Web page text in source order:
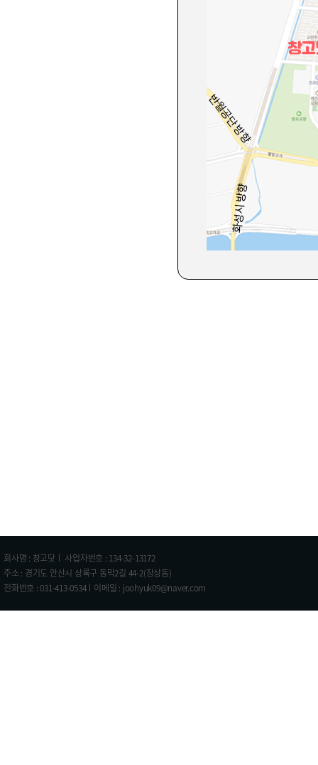
회사명 : 창고닷ㅣ 사업자번호 : 134-32-13172
주소 : 경기도 안산시 상록구 동막2길 44-2(장상동)
전화번호 : 031-413-0534ㅣ이메일 : joohyuk09@naver.com